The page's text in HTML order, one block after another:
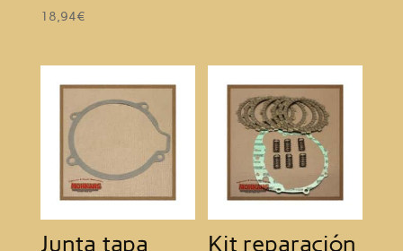
18,94€
Junta tapa
Kit reparación